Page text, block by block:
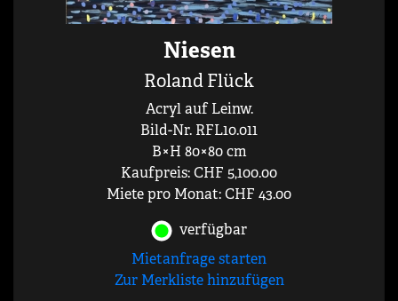
Niesen
Roland Flück
Acryl auf Leinw.
Bild-Nr. RFL10.011
B×H 80×80 cm
Kaufpreis: CHF 5,100.00
Miete pro Monat: CHF 43.00
verfügbar
Mietanfrage starten
Zur Merkliste hinzufügen